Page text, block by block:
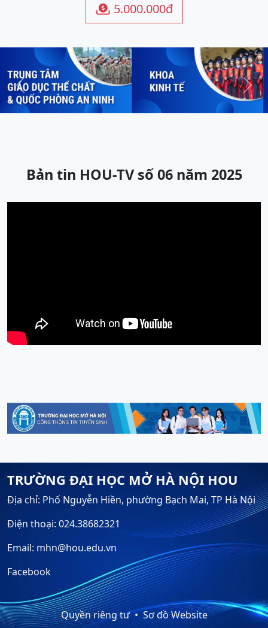
 5.000.000đ
Previous Next
Bản tin HOU-TV số 06 năm 2025
TRƯỜNG ĐẠI HỌC MỞ HÀ NỘI HOU
Địa chỉ: Phố Nguyễn Hiền, phường Bạch Mai, TP Hà Nội
Điện thoại: 024.38682321
Email: mhn@hou.edu.vn
Facebook
Quyền riêng tư Sơ đồ Website